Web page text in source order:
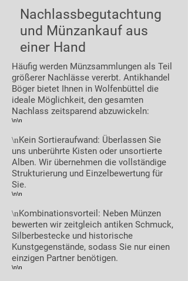
Nachlassbegutachtung
und Münzankauf aus
einer Hand
Häufig werden Münzsammlungen als Teil
größerer Nachlässe vererbt. Antikhandel
Böger bietet Ihnen in Wolfenbüttel die
ideale Möglichkeit, den gesamten
Nachlass zeitsparend abzuwickeln:
\n\n
\nKein Sortieraufwand: Überlassen Sie
uns unberührte Kisten oder unsortierte
Alben. Wir übernehmen die vollständige
Strukturierung und Einzelbewertung für
Sie.
\n\n
\nKombinationsvorteil: Neben Münzen
bewerten wir zeitgleich antiken Schmuck,
Silberbestecke und historische
Kunstgegenstände, sodass Sie nur einen
einzigen Partner benötigen.
\n\n